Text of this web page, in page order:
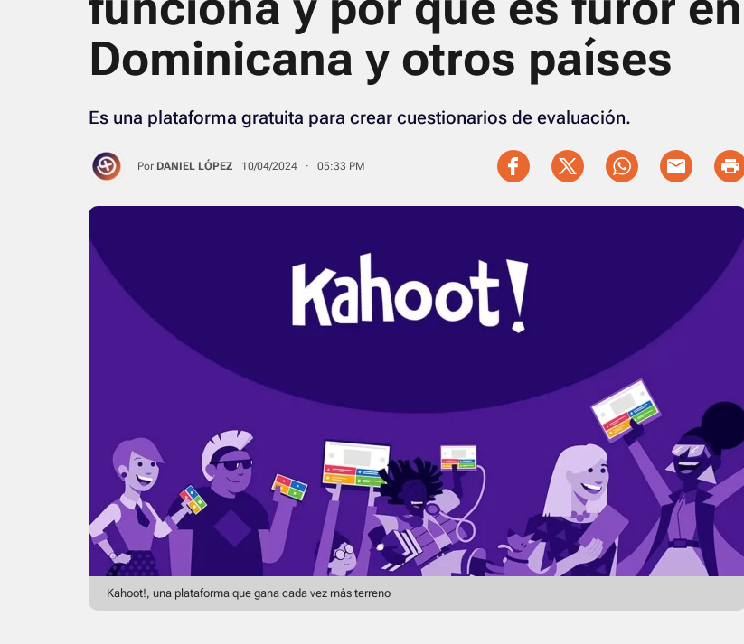
Dominicana y otros países
Es una plataforma gratuita para crear cuestionarios de evaluación.
Por DANIEL LÓPEZ 10/04/2024 · 05:33 PM
Kahoot!, una plataforma que gana cada vez más terreno